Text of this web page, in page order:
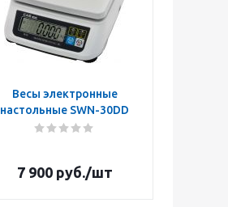
Весы электронные
настольные SWN-30DD
7 900руб./шт